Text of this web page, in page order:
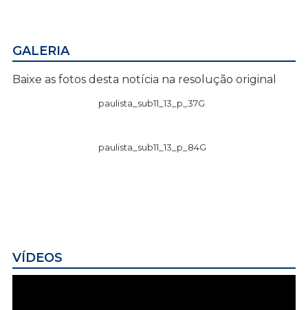
GALERIA
Baixe as fotos desta notícia na resolução original
paulista_sub11_13_p_37G
paulista_sub11_13_p_84G
VÍDEOS